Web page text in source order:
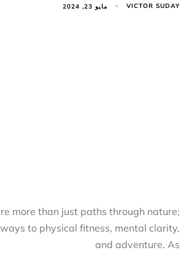
VICTOR SUDAY مايو 23, 2024
more than just paths through nature;
to physical fitness, mental clarity,
and adventure. As